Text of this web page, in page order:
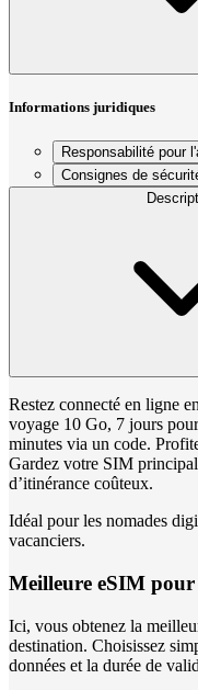
Informations juridiques
Responsabilité pour
Consignes de
Restez connecté en ligne
voyage 10 Go, 7 jours
minutes via un code.
Gardez votre SIM
d’itinérance coûteux.
Idéal pour les nomades
vacanciers.
Meilleure eSIM
Ici, vous obtenez la
destination. Choisissez
données et la durée de